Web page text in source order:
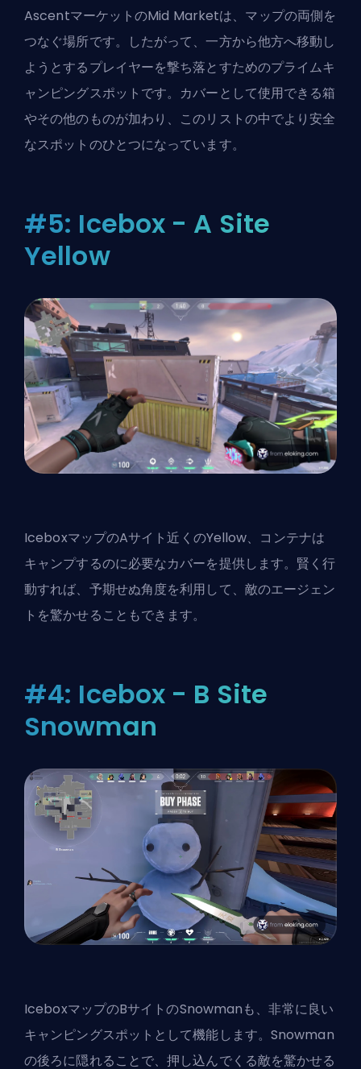
AscentマーケットのMid Marketは、マップの両側を
つなぐ場所です。したがって、一方から他方へ移動し
ようとするプレイヤーを撃ち落とすためのプライムキ
ャンピングスポットです。カバーとして使用できる箱
やその他のものが加わり、このリストの中でより安全
なスポットのひとつになっています。
#5: Icebox - A Site
Yellow
IceboxマップのAサイト近くのYellow、コンテナは
キャンプするのに必要なカバーを提供します。賢く行
動すれば、予期せぬ角度を利用して、敵のエージェン
ト を驚かせることもできます。
#4: Icebox - B Site
Snowman
IceboxマップのBサイトのSnowmanも、非常に良い
キャンピングスポットとして機能します。Snowman
の後ろに隠れることで、押し込んでくる敵を驚かせる